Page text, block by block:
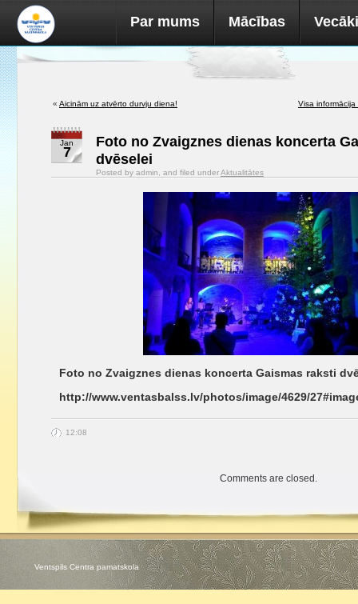
Par mums Mācības
« Aicinām uz atvērto durvju diena! Visa
Jan
7
Foto no Zvaigznes dienas koncerta
dvēselei
Posted by admin, and filed underAktualitātes
Foto no Zvaigznes dienas koncerta Gaismas raksti
http://www.ventasbalss.lv/photos/image/4629/
12:08
Comments are closed.
Ventspils Centra pamatskola